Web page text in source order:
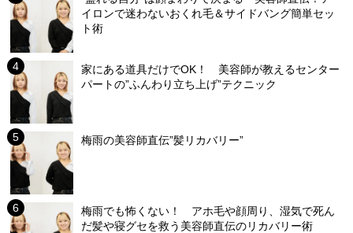
イロンで迷わないおくれ毛＆サイドバング簡単セッ
ト術
家にある道具だけでOK！ 美容師が教えるセンター
パートの”ふんわり立ち上げ”テクニック
梅雨の美容師直伝”髪リカバリー”
梅雨でも怖くない！ アホ毛や顔周り、湿気で死ん
だ髪や寝グセを救う美容師直伝のリカバリー術